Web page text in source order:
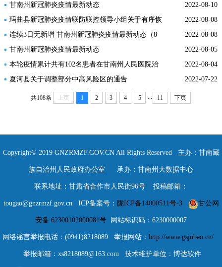
甘南州新冠肺炎疫情最新动态
2022-08-10
玛曲县新冠肺炎疫情联防联控领导小组关于有序恢
复全县生产生活秩序的通告
2022-08-08
连续3日无新增 甘南州新冠肺炎疫情最新动态（8
月7日）
2022-08-08
甘南州新冠肺炎疫情最新动态
2022-08-05
本轮疫情累计共有102名患者在甘南州人民医院治
愈出院
2022-08-04
夏河县关于调整部分中高风险区的通告
2022-07-22
共108条 上页 1 2 3 4 5 ... 11 下页
Copyright© 2019 GNZRMZF.GOV.CN All Rights Reserved 主办：甘南藏
族自治州人民政府办公室 承办：甘南州大数据中心
联系地址：甘肃省合作市人民街96号 投稿邮箱：
tougao@gnzrmzf.gov.cn ICP备案号： 陇ICP备14000511号-3 甘公网
安备:62300102000081号 网站标识码：6230000007
网络谣言举报电话：(0941)8218089 举报网站： http://www.gsjubao.cn/
举报邮箱：xs8218089@163.com 技术维护单位：博达软件